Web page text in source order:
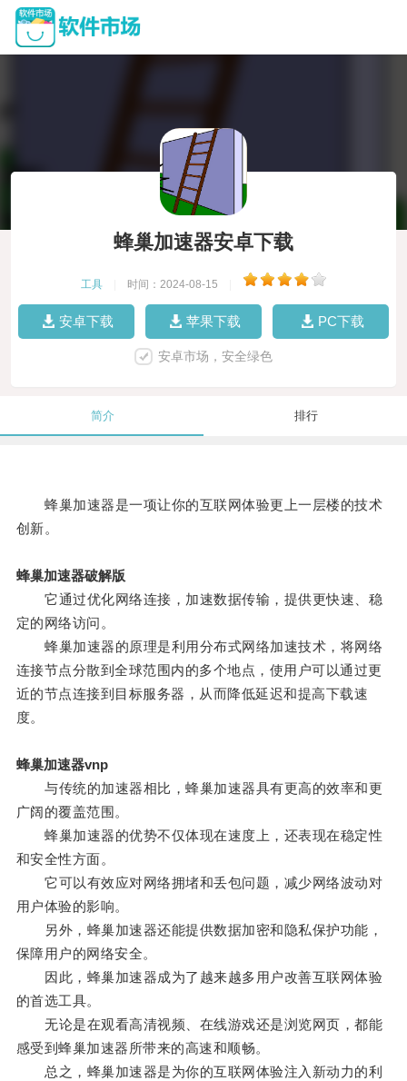
蜂巢加速器安卓下载
工具 时间：2024-08-15
安卓下载 苹果下载 PC下载
安卓市场，安全绿色
简介 排行
蜂巢加速器是一项让你的互联网体验更上一层楼的技术
创新。
蜂巢加速器破解版
它通过优化网络连接，加速数据传输，提供更快速、稳
定的网络访问。
蜂巢加速器的原理是利用分布式网络加速技术，将网络
连接节点分散到全球范围内的多个地点，使用户可以通过更
近的节点连接到目标服务器，从而降低延迟和提高下载速
度。
蜂巢加速器vnp
与传统的加速器相比，蜂巢加速器具有更高的效率和更
广阔的覆盖范围。
蜂巢加速器的优势不仅体现在速度上，还表现在稳定性
和安全性方面。
它可以有效应对网络拥堵和丢包问题，减少网络波动对
用户体验的影响。
另外，蜂巢加速器还能提供数据加密和隐私保护功能，
保障用户的网络安全。
因此，蜂巢加速器成为了越来越多用户改善互联网体验
的首选工具。
无论是在观看高清视频、在线游戏还是浏览网页，都能
感受到蜂巢加速器所带来的高速和顺畅。
总之，蜂巢加速器是为你的互联网体验注入新动力的利